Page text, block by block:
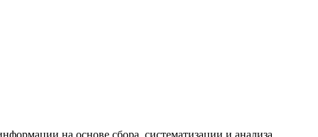
на основе сбора, систематизации и анализа